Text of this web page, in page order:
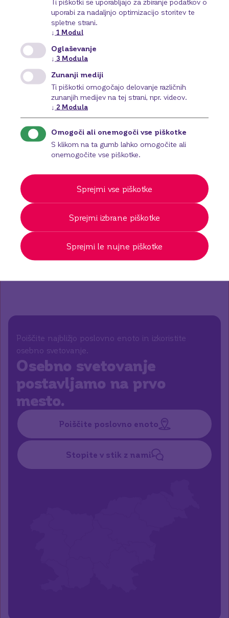
Informacije o dostopnosti
Za vse, brez ovir – dostopnost je naš cilj. V BKS
Bank si prizadevamo, da bi bili vsi naši produkti in
storitve – digitalni in fizični – dostopni vsakomur,
ne glede na morebitne omejitve. Na poti smo k
večji vključenosti.
Več o tem
Poiščite najbližjo poslovno enoto in izkoristite
osebno svetovanje.
Osebno svetovanje
postavljamo na prvo
mesto.
Poiščite poslovno enoto
Stopite v stik z nami
uporabi za nadaljnjo optimizacijo storitev te
spletne strani.
↓ 1 Modul
Oglaševanje
↓ 3 Modula
Zunanji mediji
Ti piškotki omogočajo delovanje različnih
zunanjih medijev na tej strani, npr. videov.
↓ 2 Modula
Omogoči ali onemogoči vse piškotke
S klikom na ta gumb lahko omogočite ali
onemogočite vse piškotke.
Sprejmi le nujne piškotke
Sprejmi izbrane piškotke
Sprejmi vse piškotke